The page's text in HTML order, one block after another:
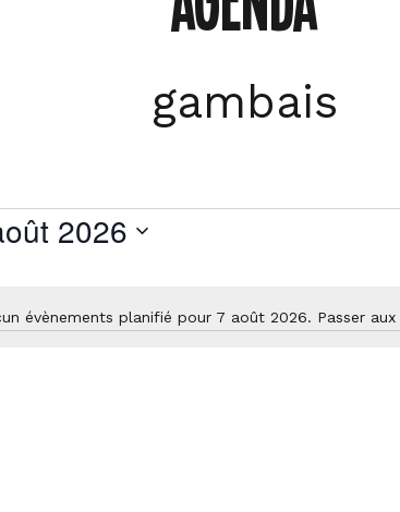
gambais
Notice
évènements planifié pour 7 août 2026. Passer aux
2026